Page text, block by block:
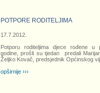
POTPORE RODITELJIMA
17.7.2012.
Potporu roditeljima djece rođene u
godine, prošli su tjedan predali
Željko Kovač, predsjednik Općinskog
opširnije ›››